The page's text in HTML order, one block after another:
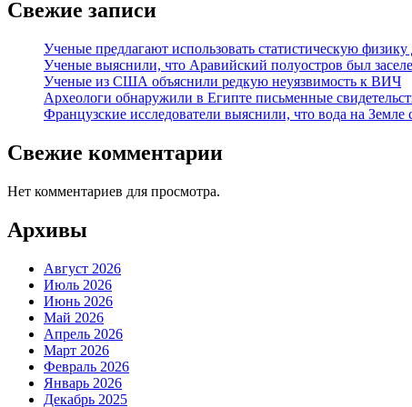
Свежие записи
Ученые предлагают использовать статистическую
Ученые выяснили, что Аравийский полуостров был
Ученые из США объяснили редкую неуязвимость к ВИЧ
Археологи обнаружили в Египте письменные
Французские исследователи выяснили, что вода на
Свежие комментарии
Нет комментариев для просмотра.
Архивы
Август 2026
Июль 2026
Июнь 2026
Май 2026
Апрель 2026
Март 2026
Февраль 2026
Январь 2026
Декабрь 2025